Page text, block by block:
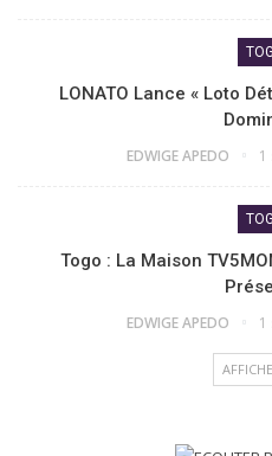
LONATO Lance « Loto
EDWIGE APEDO 1
Togo : La Maison
EDWIGE APEDO 1